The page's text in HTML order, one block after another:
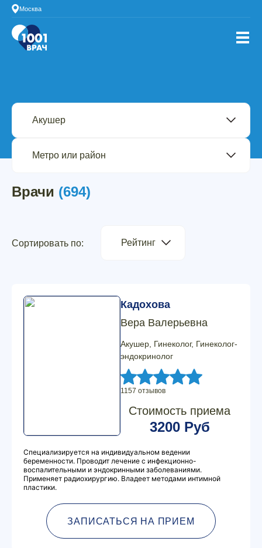
Москва
Врачи (694)
Сортировать по: Рейтинг
Кадохова
Вера Валерьевна
Акушер, Гинеколог, Гинеколог-
эндокринолог
1157 отзывов
Стоимость приема
3200 Руб
Специализируется на индивидуальном ведении
беременности. Проводит лечение с инфекционно-
воспалительными и эндокринными заболеваниями.
Применяет радиохирургию. Владеет методами интимной
пластики.
ЗАПИСАТЬСЯ НА ПРИЕМ